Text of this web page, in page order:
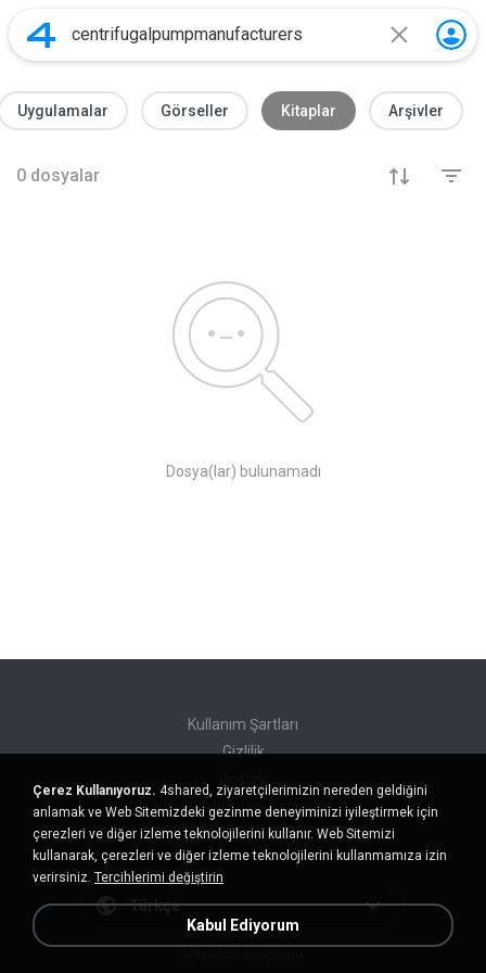
Uygulamalar Görseller Kitaplar Arşivler
0 dosyalar
Dosya(lar) bulunamadı
Kullanım Şartları
Gizlilik
Kişisel bilgilerimi satmayın
Kişisel bilgilerimi paylaşmayın
Türkçe
Çerez Kullanıyoruz. 4shared, ziyaretçilerimizin nereden geldiğini
anlamak ve Web Sitemizdeki gezinme deneyiminizi iyileştirmek için
çerezleri ve diğer izleme teknolojilerini kullanır. Web Sitemizi
kullanarak, çerezleri ve diğer izleme teknolojilerini kullanmamıza izin
verirsiniz. Tercihlerimi değiştirin
Kabul Ediyorum